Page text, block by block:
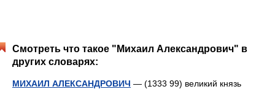
Смотреть что такое "Михаил Александрович" в
других словарях:
МИХАИЛ АЛЕКСАНДРОВИЧ — (1333 99) великий князь